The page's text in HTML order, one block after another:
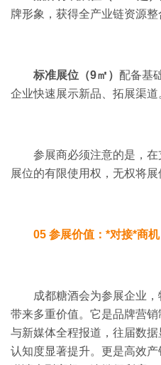
牌形象，获得全产业链资源整
标准展位（9㎡） 配备基
企业快速展示新品、拓展渠道
参展商必须注意的是，
展位的有限使用权，无权将展
05 参展价值：*对接*商机
成都糖酒会为参展企业
带来多重价值。 它是品牌营销
与新媒体全程报道，往届数
认知度显著提升。 更是高效产